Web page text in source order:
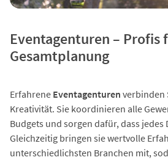
Eventagenturen – Profis
Gesamtplanung
Erfahrene Eventagenturen verbinden
Kreativität. Sie koordinieren alle
Budgets und sorgen dafür, dass jedes
Gleichzeitig bringen sie wertvolle
unterschiedlichsten Branchen mit,